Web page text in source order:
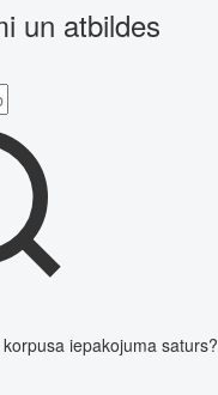
un atbildes
iepakojuma saturs?